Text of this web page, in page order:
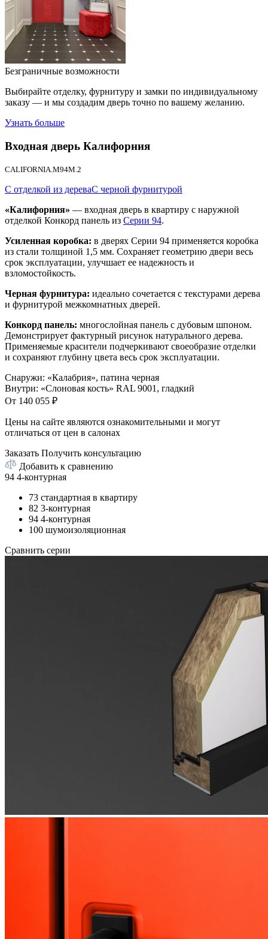
Безграничные возможности
Выбирайте отделку, фурнитуру и замки по индивидуальному
заказу — и мы создадим дверь точно по вашему желанию.
Узнать больше
Входная дверь Калифорния
CALIFORNIA.M94M.2
С отделкой из дереваС черной фурнитурой
«Калифорния» — входная дверь в квартиру с наружной
отделкой Конкорд панель из Серии 94.
Усиленная коробка: в дверях Серии 94 применяется коробка
из стали толщиной 1,5 мм. Сохраняет геометрию двери весь
срок эксплуатации, улучшает ее надежность и
взломостойкость.
Черная фурнитура: идеально сочетается с текстурами дерева
и фурнитурой межкомнатных дверей.
Конкорд панель: многослойная панель с дубовым шпоном.
Демонстрирует фактурный рисунок натурального дерева.
Применяемые красители подчеркивают своеобразие отделки
и сохраняют глубину цвета весь срок эксплуатации.
Снаружи: «Калабрия», патина черная
Внутри: «Слоновая кость» RAL 9001, гладкий
От 140 055 ₽
Цены на сайте являются ознакомительными и могут
отличаться от цен в салонах
Заказать Получить консультацию
Добавить к сравнению
94 4-контурная
73 стандартная в квартиру
82 3-контурная
94 4-контурная
100 шумоизоляционная
Сравнить серии